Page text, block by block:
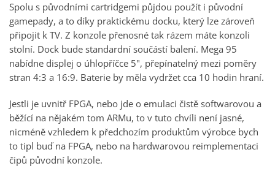
Spolu s původními cartridgemi půjdou použít i původní
gamepady, a to díky praktickému docku, který lze zároveň
připojit k TV. Z konzole přenosné tak rázem máte konzoli
stolní. Dock bude standardní součástí balení. Mega 95
nabídne displej o úhlopříčce 5", přepínatelný mezi poměry
stran 4:3 a 16:9. Baterie by měla vydržet cca 10 hodin hraní.
Jestli je uvnitř FPGA, nebo jde o emulaci čistě softwarovou a
běžící na nějakém tom ARMu, to v tuto chvíli není jasné,
nicméně vzhledem k předchozím produktům výrobce bych
to tipl buď na FPGA, nebo na hardwarovou reimplementaci
čipů původní konzole.